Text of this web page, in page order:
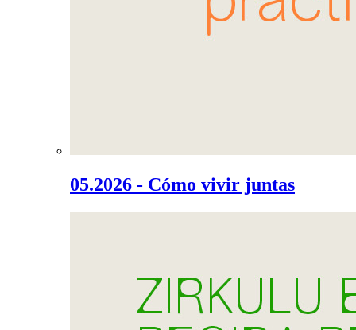
05.2026 - Cómo vivir juntas